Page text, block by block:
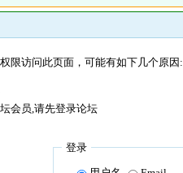
限访问此页面，可能有如下几个原因:
会员,请先登录论坛
登录